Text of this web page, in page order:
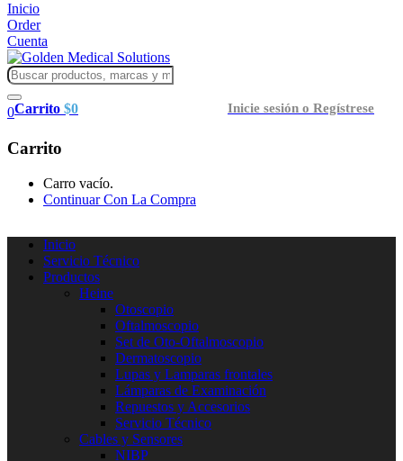
Inicio
Order
Cuenta
Inicie sesión o Regístrese
0Carrito $0
Carrito
Carro vacío.
Continuar Con La Compra
Inicio
Servicio Técnico
Productos
Heine
Otoscopio
Oftalmoscopio
Set de Oto-Oftalmoscopio
Dermatoscopio
Lupas y Lamparas frontales
Lámparas de Examinación
Repuestos y Accesorios
Servicio Técnico
Cables y Sensores
NIBP